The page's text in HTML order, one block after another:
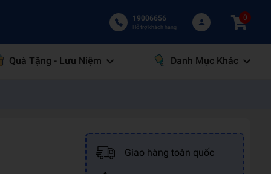
19006656
Hỗ trợ khách hàng
0
Quà Tặng - Lưu Niệm Danh Mục Khác
Giao hàng toàn quốc